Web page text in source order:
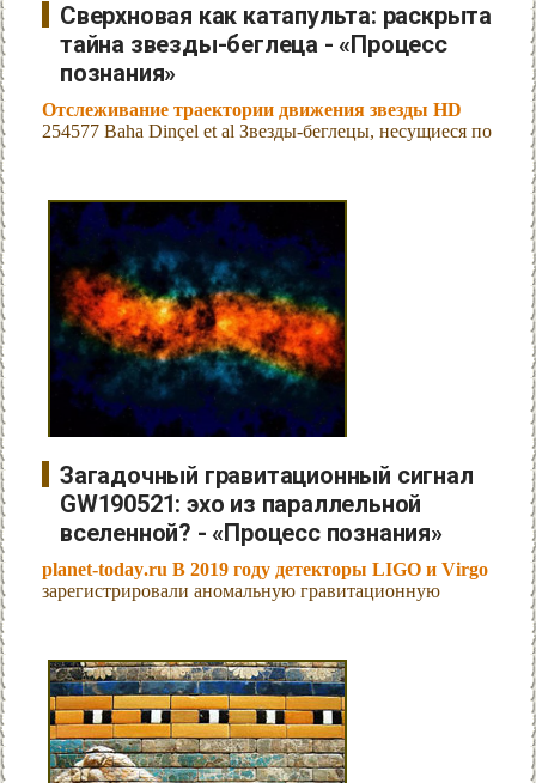
Сверхновая как катапульта: раскрыта
тайна звезды-беглеца - «Процесс
познания»
Отслеживание траектории движения звезды HD
254577 Baha Dinçel et al Звезды-беглецы, несущиеся по
Загадочный гравитационный сигнал
GW190521: эхо из параллельной
вселенной? - «Процесс познания»
planet-today.ru В 2019 году детекторы LIGO и Virgo
зарегистрировали аномальную гравитационную